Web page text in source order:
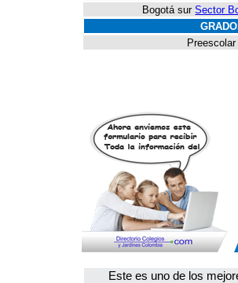
Bogotá surSector
Preescolar
Este es uno de los